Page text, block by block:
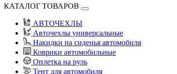
КАТАЛОГ ТОВАРОВ
АВТОЧЕХЛЫ
Авточехлы универсальные
Накидки на сиденья автомобиля
Коврики автомобильные
Оплетка на руль
Тент для автомобиля